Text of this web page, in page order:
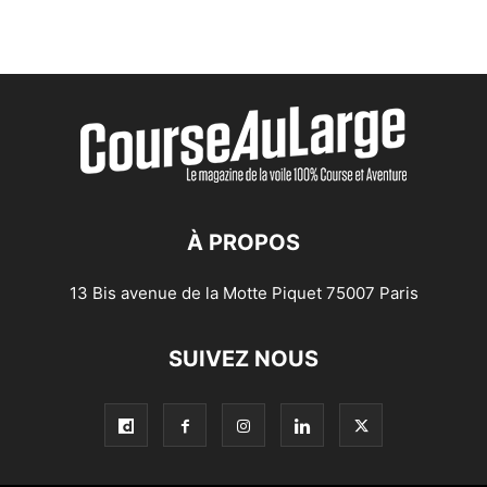
À PROPOS
13 Bis avenue de la Motte Piquet 75007 Paris
SUIVEZ NOUS